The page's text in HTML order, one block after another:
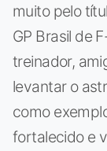
muito pelo
GP Brasil de
treinador,
levantar o
como
fortalecido e